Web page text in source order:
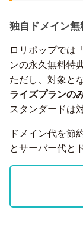
独自ドメイン無
ロリポップでは
ンの永久無料特
ただし、対象と
ライズプランの
スタンダードは
ドメイン代を節
とサーバー代と